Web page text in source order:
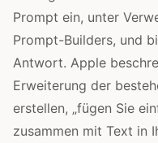
Prompt ein, unter
Prompt-Builders, und
Antwort. Apple
Erweiterung der
erstellen, „fügen Sie
zusammen mit Text in